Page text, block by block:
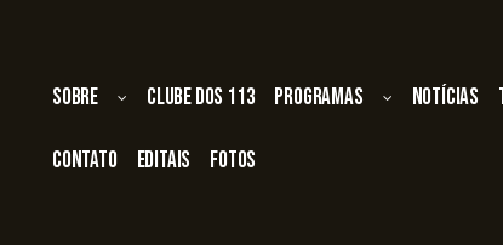
Sobre Clube dos 113 Programas Notícias
Contato Editais Fotos